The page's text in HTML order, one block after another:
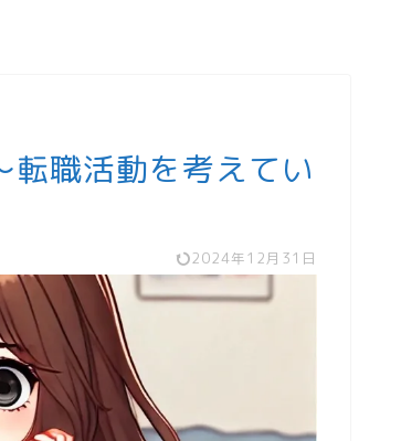
職活動を考えてい
2024年12月31日